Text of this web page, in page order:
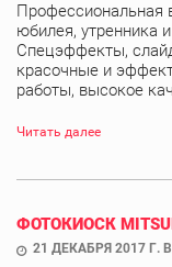
Профессиональная
юбилея, утренника
Спецэффекты,
красочные и
работы, высокое
Читать далее
ФОТОКИОСК
21 ДЕКАБРЯ 2017 Г. В